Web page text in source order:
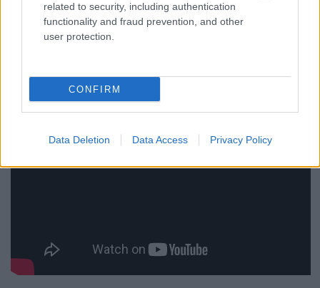
related to security, including authentication
functionality and fraud prevention, and other
user protection.
CONFIRM
Data Deletion Data Access Privacy Policy